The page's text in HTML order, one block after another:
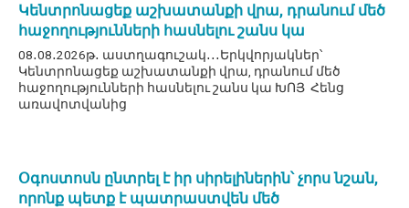
Կենտրոնացեք աշխատանքի վրա, դրանում մեծ
հաջողությունների հասնելու շանս կա
08․08․2026թ․ աստղագուշակ․․․Երկվորյակներ՝
Կենտրոնացեք աշխատանքի վրա, դրանում մեծ
հաջողությունների հասնելու շանս կա ԽՈՅ Հենց
առավոտվանից
Օգոստոսն ընտրել է իր սիրելիներին՝ չորս նշան,
որոնք պետք է պատրաստվեն մեծ